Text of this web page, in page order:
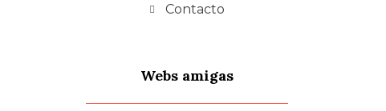
Contacto
Webs amigas